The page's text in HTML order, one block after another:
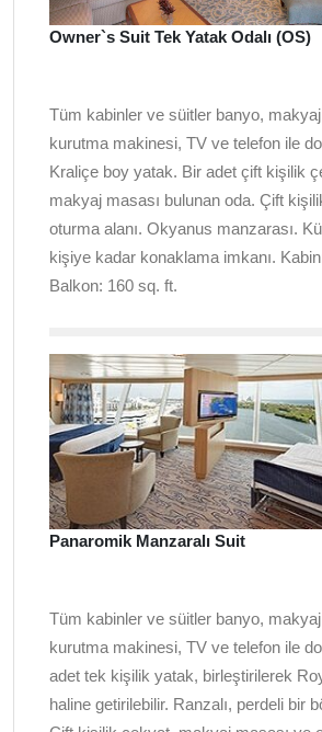
Owner`s Suit Tek Yatak Odalı (OS)
Tüm kabinler ve süitler banyo, makyaj
kurutma makinesi, TV ve telefon ile
Kraliçe boy yatak. Bir adet çift kişilik
makyaj masası bulunan oda. Çift
oturma alanı. Okyanus manzarası.
kişiye kadar konaklama imkanı.
Balkon: 160 sq. ft.
Panaromik Manzaralı Suit
Tüm kabinler ve süitler banyo, makyaj
kurutma makinesi, TV ve telefon ile
adet tek kişilik yatak, birleştirilerek
haline getirilebilir. Ranzalı, perdeli bir